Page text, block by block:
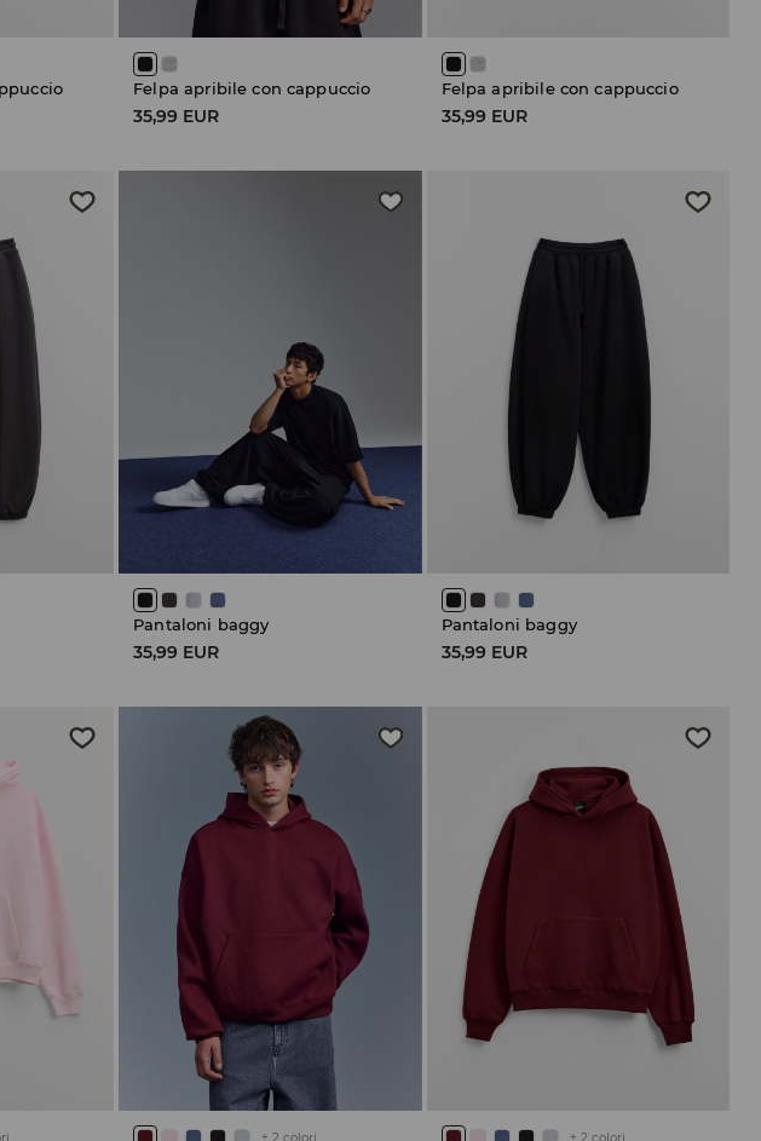
Felpa apribile con cappuccio
35,99 EUR
Felpa apribile con cappuccio
35,99 EUR
Pantaloni baggy
35,99 EUR
Pantaloni baggy
35,99 EUR
+2 colori + 2 colori